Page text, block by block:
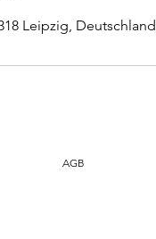
Leipzig, Deutschland
AGB